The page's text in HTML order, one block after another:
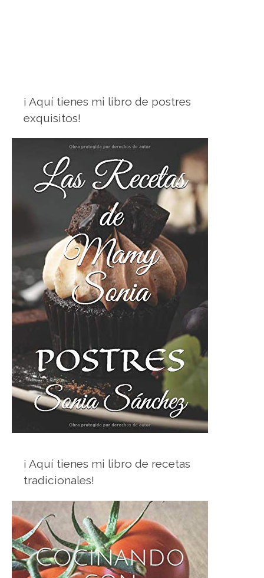
¡ Aquí tienes mi libro de postres
exquisitos!
¡ Aquí tienes mi libro de recetas
tradicionales!